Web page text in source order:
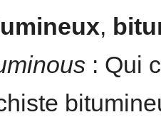
,
: Qui